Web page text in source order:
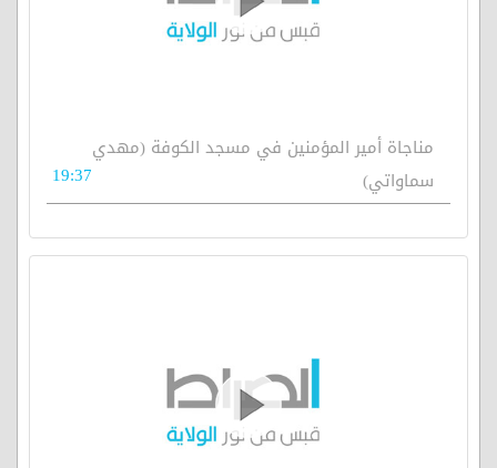
مناجاة أمير المؤمنين في مسجد الكوفة (مهدي
سماواتي)
19:37